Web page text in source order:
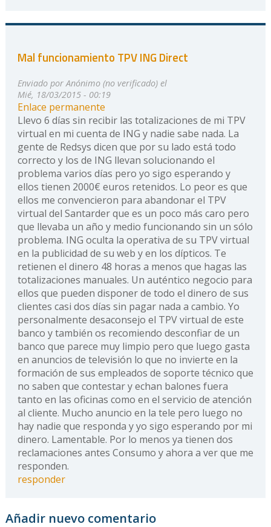
Mal funcionamiento TPV ING Direct
Enviado por Anónimo (no verificado)el
Mié, 18/03/2015 - 00:19
Enlace permanente
Llevo 6 días sin recibir las totalizaciones de mi TPV
virtual en mi cuenta de ING y nadie sabe nada. La
gente de Redsys dicen que por su lado está todo
correcto y los de ING llevan solucionando el
problema varios días pero yo sigo esperando y
ellos tienen 2000€ euros retenidos. Lo peor es que
ellos me convencieron para abandonar el TPV
virtual del Santarder que es un poco más caro pero
que llevaba un año y medio funcionando sin un sólo
problema. ING oculta la operativa de su TPV virtual
en la publicidad de su web y en los dípticos. Te
retienen el dinero 48 horas a menos que hagas las
totalizaciones manuales. Un auténtico negocio para
ellos que pueden disponer de todo el dinero de sus
clientes casi dos días sin pagar nada a cambio. Yo
personalmente desaconsejo el TPV virtual de este
banco y también os recomiendo desconfiar de un
banco que parece muy limpio pero que luego gasta
en anuncios de televisión lo que no invierte en la
formación de sus empleados de soporte técnico que
no saben que contestar y echan balones fuera
tanto en las oficinas como en el servicio de atención
al cliente. Mucho anuncio en la tele pero luego no
hay nadie que responda y yo sigo esperando por mi
dinero. Lamentable. Por lo menos ya tienen dos
reclamaciones antes Consumo y ahora a ver que me
responden.
responder
Añadir nuevo comentario